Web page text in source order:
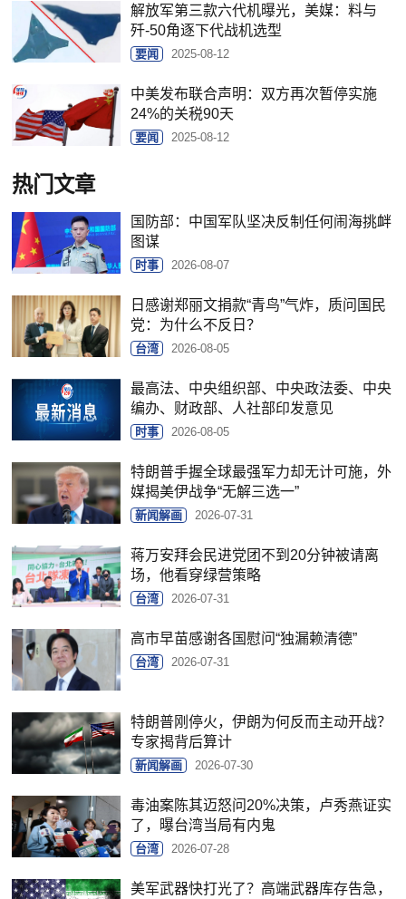
解放军第三款六代机曝光，美媒：料与
歼-50角逐下代战机选型
要闻 2025-08-12
中美发布联合声明：双方再次暂停实施
24%的关税90天
要闻 2025-08-12
热门文章
国防部：中国军队坚决反制任何闹海挑衅
图谋
时事 2026-08-07
日感谢郑丽文捐款“青鸟”气炸，质问国民
党：为什么不反日？
台湾 2026-08-05
最高法、中央组织部、中央政法委、中央
编办、财政部、人社部印发意见
时事 2026-08-05
特朗普手握全球最强军力却无计可施，外
媒揭美伊战争“无解三选一”
新闻解画 2026-07-31
蒋万安拜会民进党团不到20分钟被请离
场，他看穿绿营策略
台湾 2026-07-31
高市早苗感谢各国慰问“独漏赖清德”
台湾 2026-07-31
特朗普刚停火，伊朗为何反而主动开战？
专家揭背后算计
新闻解画 2026-07-30
毒油案陈其迈怒问20%决策，卢秀燕证实
了，曝台湾当局有内鬼
台湾 2026-07-28
美军武器快打光了？高端武器库存告急，